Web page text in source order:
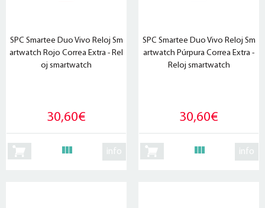
SPC Smartee Duo Vivo Reloj Sm
artwatch Rojo Correa Extra - Rel
oj smartwatch
30,60€
info
SPC Smartee Duo Vivo Reloj Sm
artwatch Púrpura Correa Extra -
Reloj smartwatch
30,60€
info